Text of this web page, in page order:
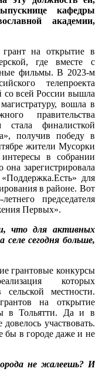
кафедры
академии,
на открытие в
где вместе с
фильмы. В 2023-м
телепроекта
со всей России вышла
вошла в
правительства
финалисткой
получив победу в
жители Мусорки
в собрании
зарегистрировала
для
в районе. Вот
председателя
Первых».
что для активных
сегодня больше,
грантовые конкурсы
которых
сельской местности.
на открытие
в Тольятти. Да и в
участвовать.
бы в городе даже и не
не жалеешь? И